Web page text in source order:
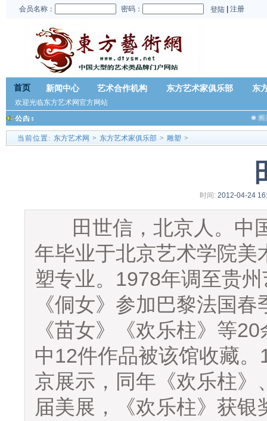
会员名称： 密码： 登陆| 注册
首页 新闻中心 艺术合作机构 东方艺术家俱乐部 东
欢迎光临东方艺术网官方网站
施
当前位置: 东方艺术网 > 东方艺术家俱乐部 > 雕塑 >
时间: 2012-04-24
田世信，北京人。中
年毕业于北京艺术学院美
塑专业。1978年调至贵
《侗女》参加巴黎法国
《苗女》《欢乐柱》等
中12件作品被该馆收藏
京展示，同年《欢乐柱
届美展，《欢乐柱》获